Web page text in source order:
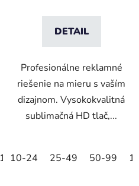
100-249 250-499 500+
DETAIL
Profesionálne reklamné
riešenie na mieru s vaším
dizajnom. Vysokokvalitná
sublimačná HD tlač,...
10-24 25-49 50-99